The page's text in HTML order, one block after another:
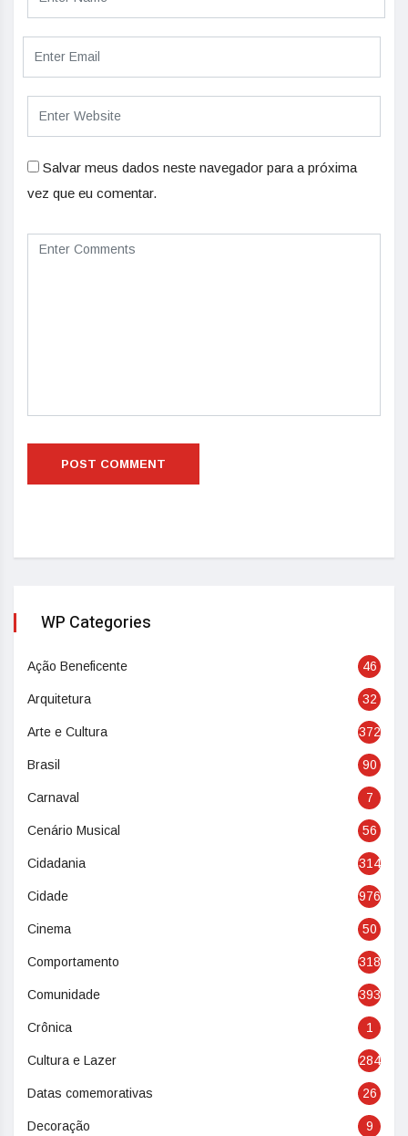
Salvar meus dados neste navegador para a próxima
vez que eu comentar.
WP Categories
Ação Beneficente 46
Arquitetura 32
Arte e Cultura 372
Brasil 90
Carnaval 7
Cenário Musical 56
Cidadania 314
Cidade 976
Cinema 50
Comportamento 318
Comunidade 393
Crônica 1
Cultura e Lazer 284
Datas comemorativas 26
Decoração 9